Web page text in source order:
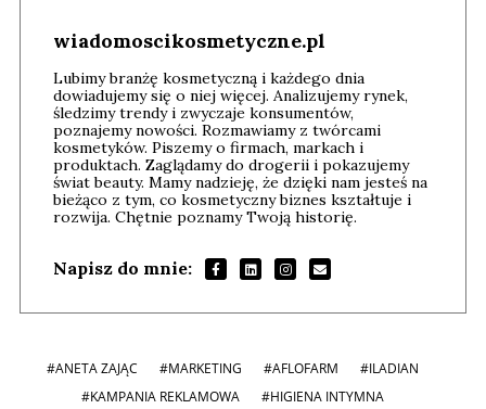
wiadomoscikosmetyczne.pl
Lubimy branżę kosmetyczną i każdego dnia
dowiadujemy się o niej więcej. Analizujemy rynek,
śledzimy trendy i zwyczaje konsumentów,
poznajemy nowości. Rozmawiamy z twórcami
kosmetyków. Piszemy o firmach, markach i
produktach. Zaglądamy do drogerii i pokazujemy
świat beauty. Mamy nadzieję, że dzięki nam jesteś na
bieżąco z tym, co kosmetyczny biznes kształtuje i
rozwija. Chętnie poznamy Twoją historię.
Napisz do mnie:
#ANETA ZAJĄC #MARKETING #AFLOFARM
#ILADIAN
#KAMPANIA REKLAMOWA
#HIGIENA INTYMNA